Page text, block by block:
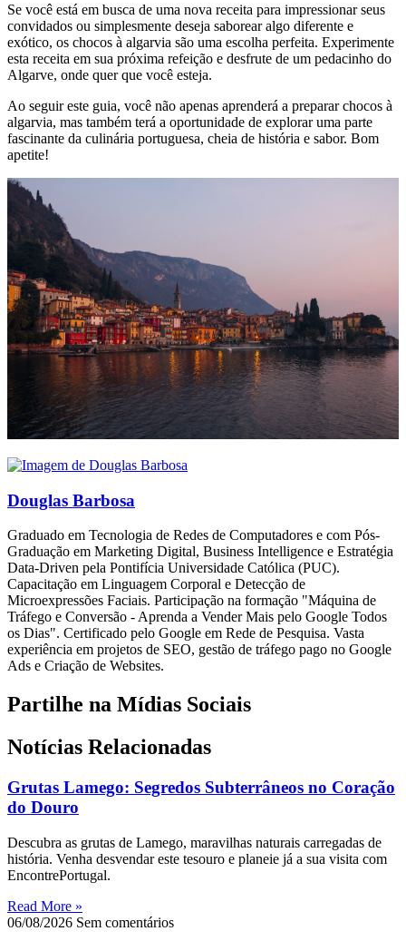
Se você está em busca de uma nova receita para impressionar seus
convidados ou simplesmente deseja saborear algo diferente e
exótico, os chocos à algarvia são uma escolha perfeita. Experimente
esta receita em sua próxima refeição e desfrute de um pedacinho do
Algarve, onde quer que você esteja.
Ao seguir este guia, você não apenas aprenderá a preparar chocos à
algarvia, mas também terá a oportunidade de explorar uma parte
fascinante da culinária portuguesa, cheia de história e sabor. Bom
apetite!
Douglas Barbosa
Graduado em Tecnologia de Redes de Computadores e com Pós-
Graduação em Marketing Digital, Business Intelligence e Estratégia
Data-Driven pela Pontifícia Universidade Católica (PUC).
Capacitação em Linguagem Corporal e Detecção de
Microexpressões Faciais. Participação na formação "Máquina de
Tráfego e Conversão - Aprenda a Vender Mais pelo Google Todos
os Dias". Certificado pelo Google em Rede de Pesquisa. Vasta
experiência em projetos de SEO, gestão de tráfego pago no Google
Ads e Criação de Websites.
Partilhe na Mídias Sociais
Notícias Relacionadas
Grutas Lamego: Segredos Subterrâneos no Coração
do Douro
Descubra as grutas de Lamego, maravilhas naturais carregadas de
história. Venha desvendar este tesouro e planeie já a sua visita com
EncontrePortugal.
Read More »
06/08/2026 Sem comentários